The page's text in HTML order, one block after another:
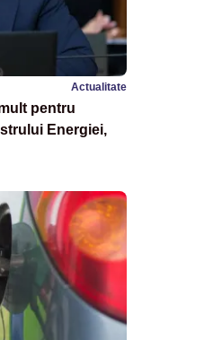
Actualitate
pentru
Energiei,